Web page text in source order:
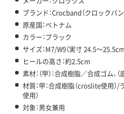
ブランド：Crocband（クロックバン
原産国：ベトナム
カラー：ブラック
サイズ：M7/W9（実寸 24.5～25.5cm
ヒールの高さ：約2.5cm
素材：（甲）：合成樹脂／合成ゴム、（
材質：甲：合成樹脂（croslite使用）/
使用）
対象：男女兼用